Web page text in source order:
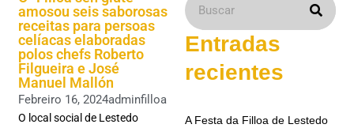
amosou seis saborosas
receitas para persoas
celíacas elaboradas
polos chefs Roberto
Filgueira e José
Manuel Mallón
Febreiro 16, 2024adminfilloa
O local social de Lestedo
Entradas
recientes
A Festa da Filloa de Lestedo